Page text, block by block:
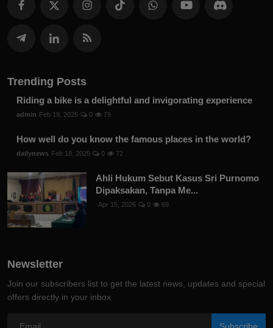
Trending Posts
Riding a bike is a delightful and invigorating experience
admin Feb 19, 2025 0 79
How well do you know the famous places in the world?
dailynews Feb 18, 2025 0 72
Ahli Hukum Sebut Kasus Sri Purnomo
Dipaksakan, Tanpa Me...
Apr 15, 2026 0 69
Newsletter
Join our subscribers list to get the latest news, updates and special
offers directly in your inbox